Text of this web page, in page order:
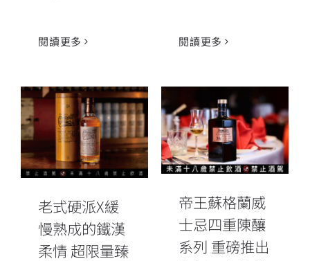
閱讀更多 閱讀更多
老式硬派X緩慢
熟成的鐵漢柔
情 超限量臻藏
上市 魁列奇商
業販售最高年
陳」系列 41年
老式硬派X緩
慢熟成的鐵漢
柔情 超限量臻
帝王蘇格蘭威
士忌四重陳釀
系列 重磅推出
全新36年尊榮
版 台灣限量上
市
帝王蘇格蘭威
士忌四重陳釀
系列 重磅推出